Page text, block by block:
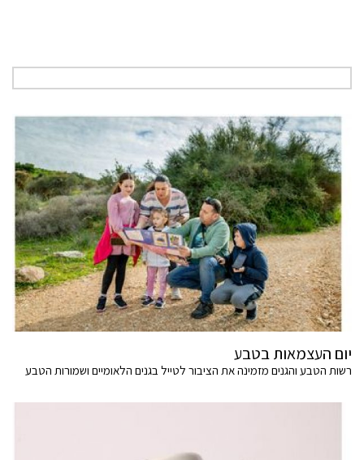
יום העצמאות בטבע
רשות הטבע והגנים מזמינה את הציבור לטייל בגנים הלאומיים ושמורות הטבע